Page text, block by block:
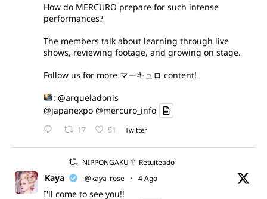
How do MERCURO prepare for such intense
performances?
The members talk about learning through live
shows, reviewing footage, and growing on stage.
Follow us for more マーキュロ content!
: @arqueladonis
@japanexpo @mercuro_info
17 51 Twitter
NIPPONGAKU Retuiteado
Kaya @kaya_rose · 4 Ago
I'll come to see you!!